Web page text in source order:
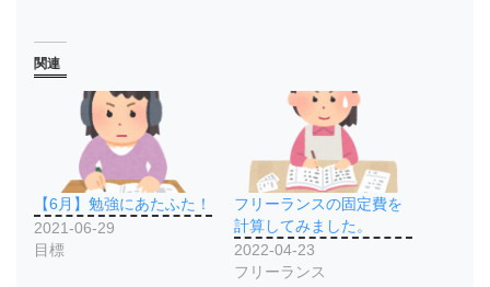
関連
【6月】勉強にあたふた！
2021-06-29
目標
フリーランスの固定費を
計算してみました。
2022-04-23
フリーランス